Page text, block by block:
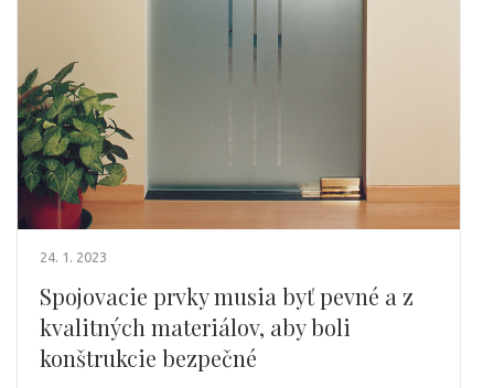
24. 1. 2023
Spojovacie prvky musia byť pevné a z
kvalitných materiálov, aby boli
konštrukcie bezpečné